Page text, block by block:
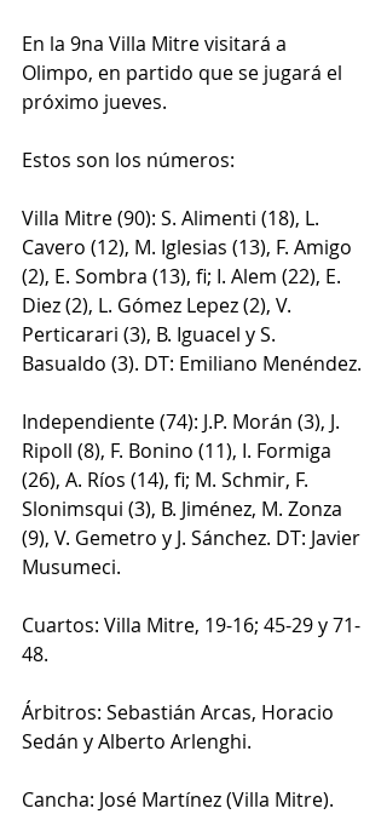
En la 9na Villa Mitre visitará a
Olimpo, en partido que se jugará el
próximo jueves.
Estos son los números:
Villa Mitre (90): S. Alimenti (18), L.
Cavero (12), M. Iglesias (13), F. Amigo
(2), E. Sombra (13), fi; I. Alem (22), E.
Diez (2), L. Gómez Lepez (2), V.
Perticarari (3), B. Iguacel y S.
Basualdo (3). DT: Emiliano Menéndez.
Independiente (74): J.P. Morán (3), J.
Ripoll (8), F. Bonino (11), I. Formiga
(26), A. Ríos (14), fi; M. Schmir, F.
Slonimsqui (3), B. Jiménez, M. Zonza
(9), V. Gemetro y J. Sánchez. DT: Javier
Musumeci.
Cuartos: Villa Mitre, 19-16; 45-29 y 71-
48.
Árbitros: Sebastián Arcas, Horacio
Sedán y Alberto Arlenghi.⁩
Cancha: José Martínez (Villa Mitre).